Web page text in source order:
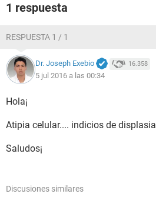
1 respuesta
RESPUESTA 1 / 1
Dr. Joseph Exebio 16.358
5 jul 2016 a las 00:34
Hola¡
Atipia celular.... indicios de displasia
Saludos¡
Discusiones similares